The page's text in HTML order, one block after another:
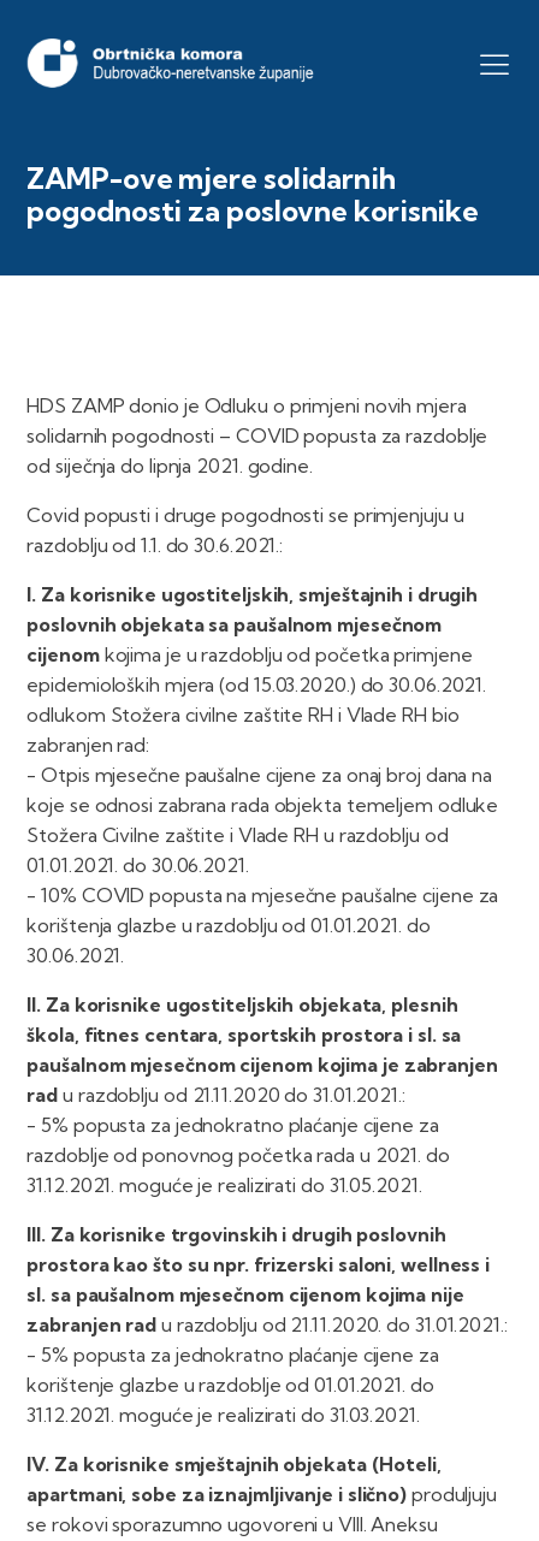
ZAMP-ove mjere solidarnih
pogodnosti za poslovne korisnike
HDS ZAMP donio je Odluku o primjeni novih mjera
solidarnih pogodnosti – COVID popusta za razdoblje
od siječnja do lipnja 2021. godine.
Covid popusti i druge pogodnosti se primjenjuju u
razdoblju od 1.1. do 30.6.2021.:
I. Za korisnike ugostiteljskih, smještajnih i drugih
poslovnih objekata sa paušalnom mjesečnom
cijenomkojima je u razdoblju od početka primjene
epidemioloških mjera (od 15.03.2020.) do 30.06.2021.
odlukom Stožera civilne zaštite RH i Vlade RH bio
zabranjen rad:
- Otpis mjesečne paušalne cijene za onaj broj dana na
koje se odnosi zabrana rada objekta temeljem odluke
Stožera Civilne zaštite i Vlade RH u razdoblju od
01.01.2021. do 30.06.2021.
- 10% COVID popusta na mjesečne paušalne cijene za
korištenja glazbe u razdoblju od 01.01.2021. do
30.06.2021.
II. Za korisnike ugostiteljskih objekata, plesnih
škola, fitnes centara, sportskih prostora i sl. sa
paušalnom mjesečnom cijenom kojima je zabranjen
rad u razdoblju od 21.11.2020 do 31.01.2021.:
- 5% popusta za jednokratno plaćanje cijene za
razdoblje od ponovnog početka rada u 2021. do
31.12.2021. moguće je realizirati do 31.05.2021.
III. Za korisnike trgovinskih i drugih poslovnih
prostora kao što su npr. frizerski saloni, wellness i
sl. sa paušalnom mjesečnom cijenom kojima nije
zabranjen rad u razdoblju od 21.11.2020. do 31.01.2021.:
- 5% popusta za jednokratno plaćanje cijene za
korištenje glazbe u razdoblje od 01.01.2021. do
31.12.2021. moguće je realizirati do 31.03.2021.
IV. Za korisnike smještajnih objekata (Hoteli,
apartmani, sobe za iznajmljivanje i slično) produljuju
se rokovi sporazumno ugovoreni u VIII. Aneksu